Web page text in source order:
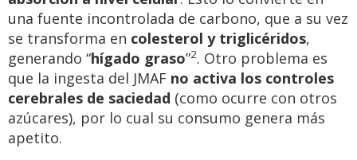
una fuente incontrolada de carbono, que a su vez
se transforma en colesterol y triglicéridos,
generando “hígado graso”2. Otro problema es
que la ingesta del JMAF no activa los controles
cerebrales de saciedad (como ocurre con otros
azúcares), por lo cual su consumo genera más
apetito.